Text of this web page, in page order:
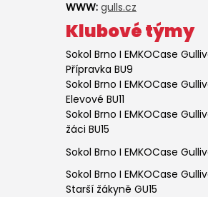
WWW: gulls.cz
Klubové týmy
Sokol Brno I EMKOCase
Přípravka BU9
Sokol Brno I EMKOCase
Elevové BU11
Sokol Brno I EMKOCase
žáci BU15
Sokol Brno I EMKOCase
Sokol Brno I EMKOCase
Starší žákyně GU15